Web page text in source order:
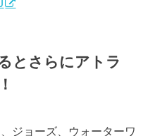
とさらにアトラ
ジョーズ、ウォーターワ